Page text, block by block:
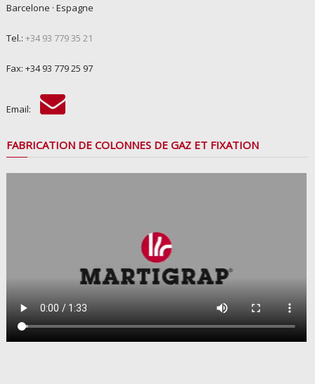
Barcelone · Espagne
Tel.: +34 93 779 35 21
Fax: +34 93 779 25 97
Email:
FABRICATION DE COLONNES DE GAZ ET FIXATION